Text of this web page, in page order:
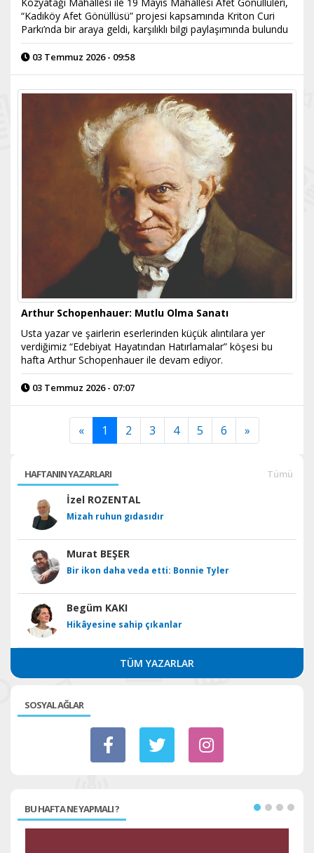
“Kadıköy Afet Gönüllüsü” projesi kapsamında Kriton Curi
Parkı’nda bir araya geldi, karşılıklı bilgi paylaşımında bulundu
03 Temmuz 2026 - 09:58
Arthur Schopenhauer: Mutlu Olma Sanatı
Usta yazar ve şairlerin eserlerinden küçük alıntılara yer
verdiğimiz “Edebiyat Hayatından Hatırlamalar” köşesi bu
hafta Arthur Schopenhauer ile devam ediyor.
03 Temmuz 2026 - 07:07
« 1 2 3 4 5 6 »
HAFTANIN YAZARLARI Tümü
İzel ROZENTAL
Mizah ruhun gıdasıdır
Murat BEŞER
Bir ikon daha veda etti: Bonnie Tyler
Begüm KAKI
Hikâyesine sahip çıkanlar
TÜM YAZARLAR
SOSYAL AĞLAR
BU HAFTA NE YAPMALI ?